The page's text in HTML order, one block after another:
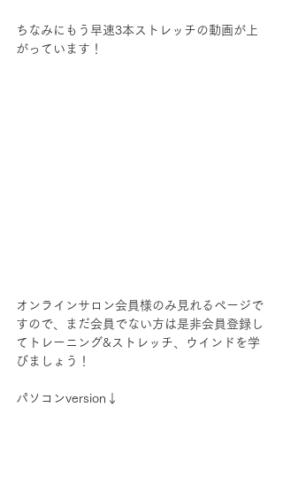
ちなみにもう早速3本ストレッチの動画が上
がっています！
オンラインサロン会員様のみ見れるページで
すので、まだ会員でない方は是非会員登録し
てトレーニング&ストレッチ、ウインドを学
びましょう！
パソコンversion↓